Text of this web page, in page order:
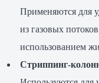
Применяются для
из газовых
использованием
Стриппинг-